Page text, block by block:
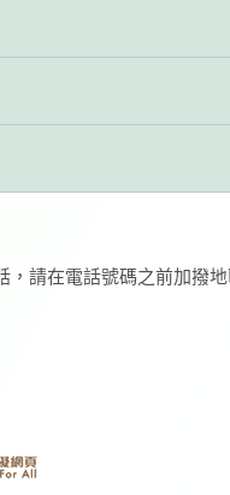
，請在電話號碼之前加撥